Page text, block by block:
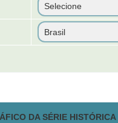
DA SÉRIE